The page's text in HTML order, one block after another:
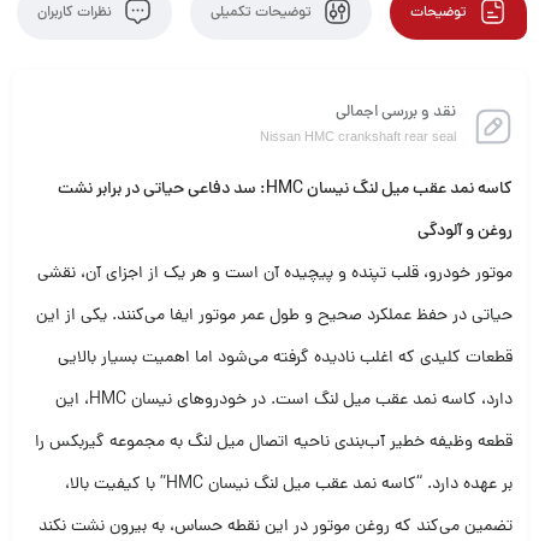
توضیحات توضیحات تکمیلی نظرات کاربران
نقد و بررسی اجمالی
Nissan HMC crankshaft rear seal
کاسه نمد عقب میل لنگ نیسان HMC: سد دفاعی حیاتی در برابر نشت
روغن و آلودگی
موتور خودرو، قلب تپنده و پیچیده آن است و هر یک از اجزای آن، نقشی
حیاتی در حفظ عملکرد صحیح و طول عمر موتور ایفا می‌کنند. یکی از این
قطعات کلیدی که اغلب نادیده گرفته می‌شود اما اهمیت بسیار بالایی
دارد، کاسه نمد عقب میل لنگ است. در خودروهای نیسان HMC، این
قطعه وظیفه خطیر آب‌بندی ناحیه اتصال میل لنگ به مجموعه گیربکس را
بر عهده دارد. “کاسه نمد عقب میل لنگ نیسان HMC” با کیفیت بالا،
تضمین می‌کند که روغن موتور در این نقطه حساس، به بیرون نشت نکند